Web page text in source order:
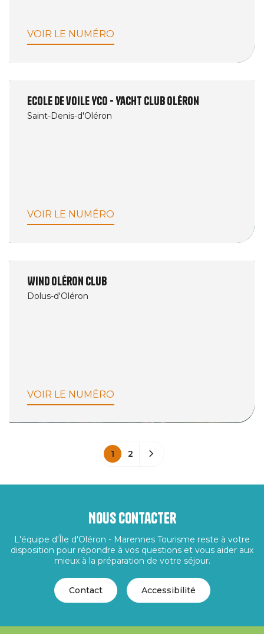
VOIR LE NUMÉRO
Ecole de voile YCO - Yacht Club Oléron
Saint-Denis-d'Oléron
VOIR LE NUMÉRO
Wind Oléron Club
Dolus-d'Oléron
VOIR LE NUMÉRO
1 2
Nous contacter
L'équipe d'Île d'Oléron - Marennes Tourisme reste à votre
disposition pour répondre à vos questions et vous aider aux
mieux à la préparation de votre séjour.
Contact Accessibilité